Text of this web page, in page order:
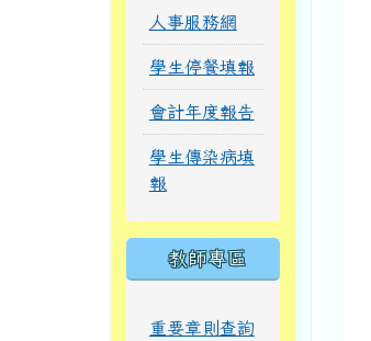
人事服務網
學生停餐填報
會計年度報告
學生傳染病填
報
教師專區
重要章則查詢